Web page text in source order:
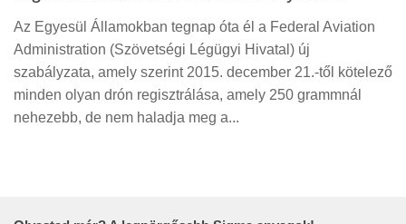
Tudástár
Tanácsok
Érdekességek
Az Egyesül Államokban tegnap óta él a Federal Aviation
Administration (Szövetségi Légügyi Hivatal) új
szabályzata, amely szerint 2015. december 21.-től kötelező
minden olyan drón regisztrálása, amely 250 grammnál
nehezebb, de nem haladja meg a...